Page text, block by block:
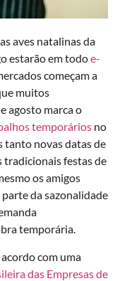
aves natalinas da
estarão em todoe-
começam a
muitos
agosto marca o
temporários no
tanto novas datas de
tradicionais festas de
os amigos
da sazonalidade
temporária.
acordo com uma
das Empresas de